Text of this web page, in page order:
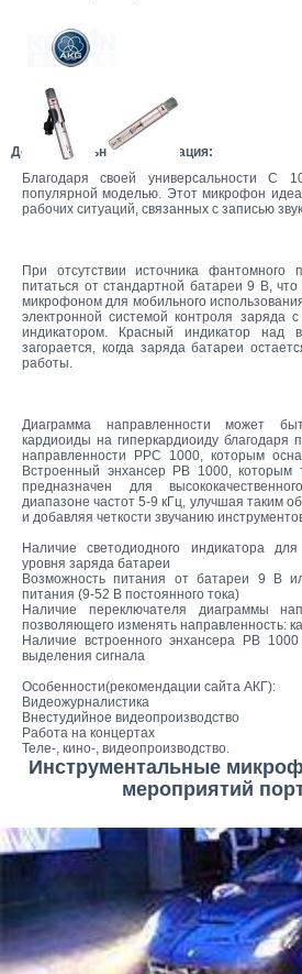
Дополнительная информация:
Благодаря своей универсальности C
популярной моделью. Этот микрофон
рабочих ситуаций, связанных с записью
При отсутствии источника фантомного
питаться от стандартной батареи 9 В,
микрофоном для мобильного
электронной системой контроля заряда
индикатором. Красный индикатор над
загорается, когда заряда батареи
работы.
Диаграмма направленности может
кардиоиды на гиперкардиоиду благодаря
направленности РРС 1000, которым
Встроенный энхансер РВ 1000,
предназначен для
диапазоне частот 5-9 кГц, улучшая таким
и добавляя четкости звучанию
Наличие светодиодного индикатора
уровня заряда батареи
Возможность питания от батареи 9 В
питания (9-52 В постоянного тока)
Наличие переключателя диаграммы
позволяющего изменять направленность:
Наличие встроенного энхансера РВ 1000
выделения сигнала
Особенности(рекомендации сайта АКГ):
Видеожурналистика
Внестудийное видеопроизводство
Работа на концертах
Теле-, кино-, видеопроизводство.
Инструментальные
мероприятий